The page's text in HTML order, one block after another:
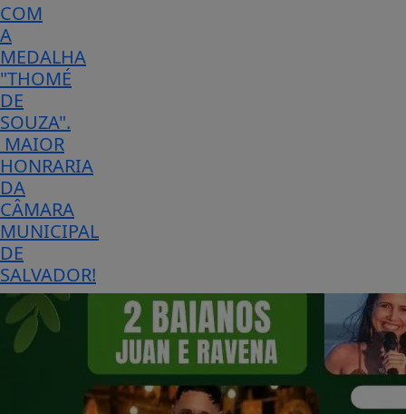
COM
A
MEDALHA
"THOMÉ
DE
SOUZA".
MAIOR
HONRARIA
DA
CÂMARA
MUNICIPAL
DE
SALVADOR!